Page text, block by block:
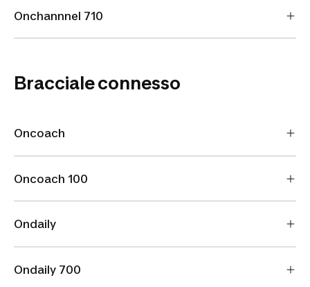
Onchannnel 710
Bracciale connesso
Oncoach
Oncoach 100
Ondaily
Ondaily 700